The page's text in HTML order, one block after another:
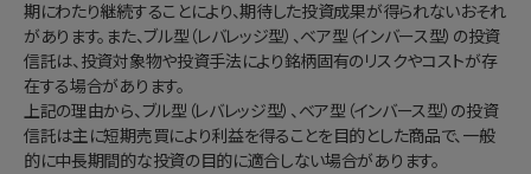
期にわたり継続することにより、期待した投資成果が得られないおそれ
があります。また、ブル型（レバレッジ型）、ベア型（インバース型）の投資
信託は、投資対象物や投資手法により銘柄固有のリスクやコストが存
在する場合があります。
上記の理由から、ブル型（レバレッジ型）、ベア型（インバース型）の投資
信託は主に短期売買により利益を得ることを目的とした商品で、一般
的に中長期間的な投資の目的に適合しない場合があります。